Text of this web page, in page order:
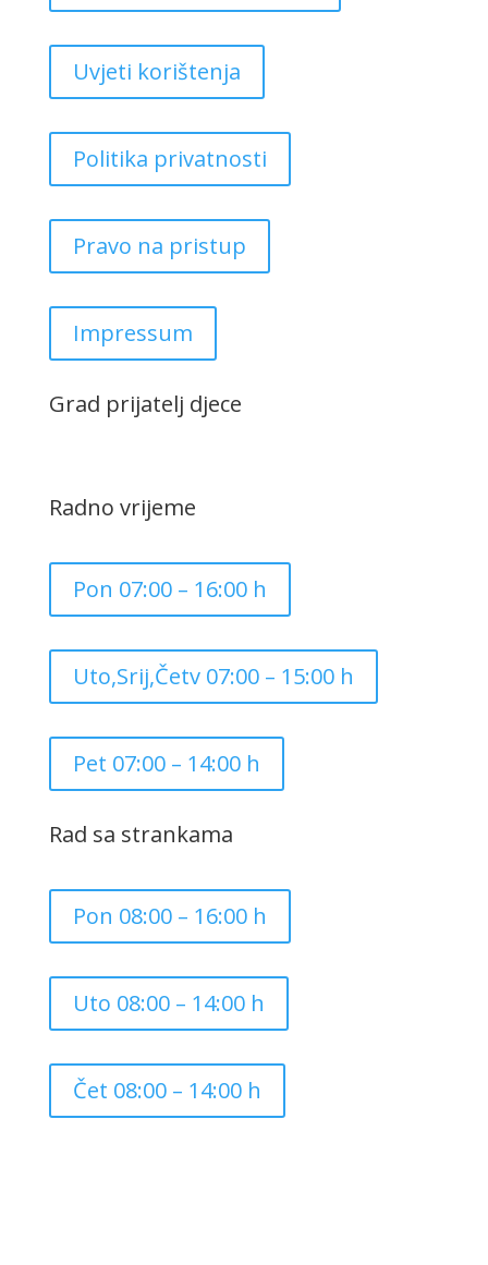
Uvjeti korištenja
Politika privatnosti
Pravo na pristup
Impressum
Grad prijatelj djece
Radno vrijeme
Pon 07:00 – 16:00 h
Uto,Srij,Četv 07:00 – 15:00 h
Pet 07:00 – 14:00 h
Rad sa strankama
Pon 08:00 – 16:00 h
Uto 08:00 – 14:00 h
Čet 08:00 – 14:00 h